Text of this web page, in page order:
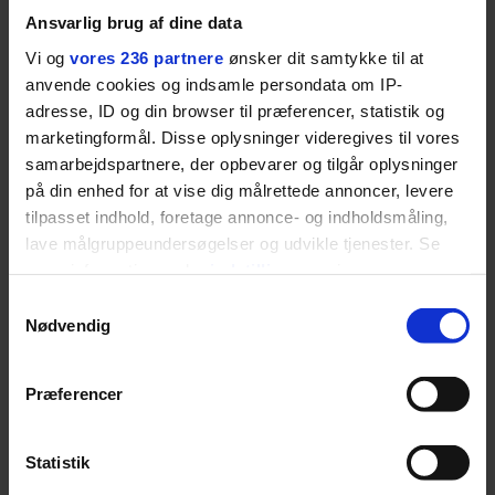
Ansvarlig brug af dine data
Vi og vores 236 partnere ønsker dit samtykke til at
anvende cookies og indsamle persondata om IP-
adresse, ID og din browser til præferencer, statistik og
marketingformål. Disse oplysninger videregives til vores
samarbejdspartnere, der opbevarer og tilgår oplysninger
på din enhed for at vise dig målrettede annoncer, levere
tilpasset indhold, foretage annonce- og indholdsmåling,
lave målgruppeundersøgelser og udvikle tjenester. Se
tilbage eller ændre indstillinger fra vores
"Cookiedeklaration", eller ved at trykke på "Privacy
Nødvendig
Præferencer
Statistik
LIVSSTIL
Dua Lipa har
opdatereret sin guide til
København. Og den er –
ikke overraskende –
ganske forudsigelig
NYHEDSBREV
Skriv dig op til
Euromans nyhedsbrev
her
midterbarn. Når min far
uvenner med min mor, var